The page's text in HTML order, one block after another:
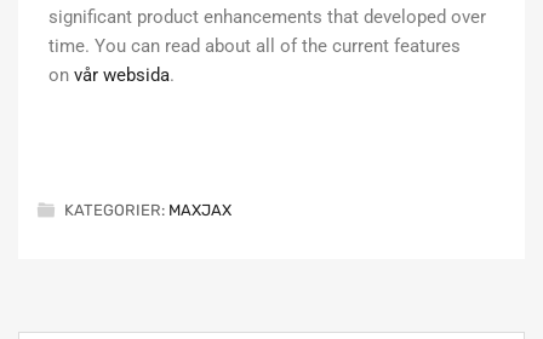
significant product enhancements that developed over
time. You can read about all of the current features
on vår websida.
KATEGORIER: MAXJAX